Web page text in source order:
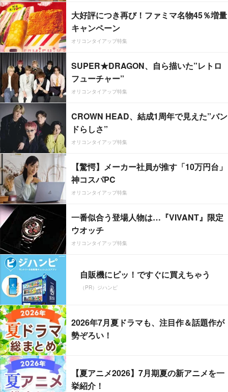
大好評につき再び！ファミマ名物45％増量
キャンペーン
オリコンタイアップ特集
SUPER★DRAGON、自ら描いた”レトロ
フューチャー”
オリコンタイアップ特集
CROWN HEAD、結成1周年で見えた”バン
ドらしさ”
オリコンタイアップ特集
【驚愕】メーカー社員が推す「10万円台」
神コスパPC
オリコンタイアップ特集
一番似合う登場人物は…『VIVANT』限定
ウオッチ
オリコンタイアップ特集
自販機にピッ！ですぐに買えちゃう
（PR）ジハンピ
2026年7月夏ドラマも、注目作＆話題作が
勢ぞろい！
【夏アニメ2026】7月期夏の新アニメを一
挙紹介！